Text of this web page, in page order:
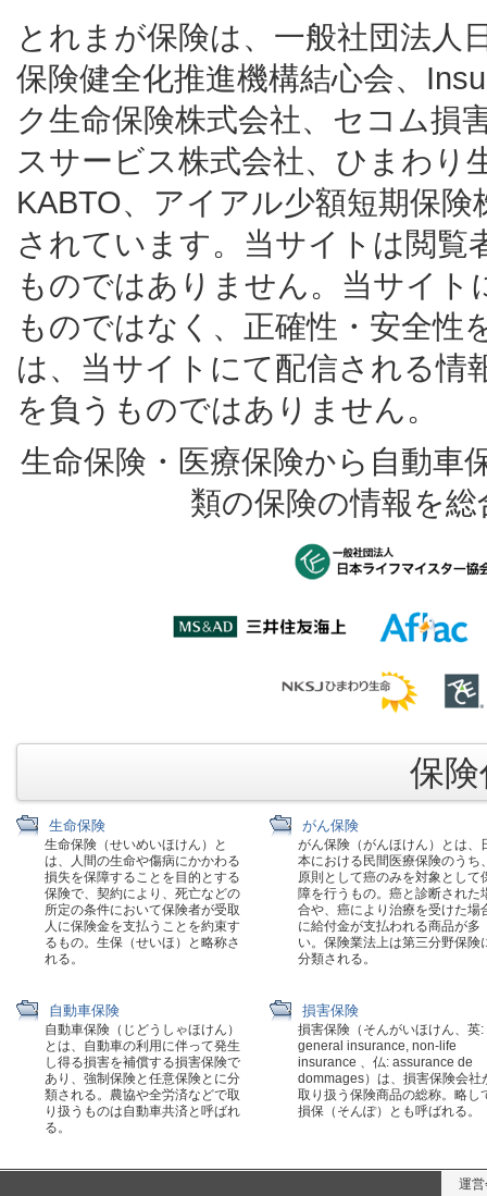
とれまが保険は、一般社団法人
保険健全化推進機構結心会、
ク生命保険株式会社、セコム損
スサービス株式会社、ひまわり
KABTO、アイアル少額短期保
されています。当サイトは閲覧
ものではありません。当サイ
ものではなく、正確性・安全性
は、当サイトにて配信される情
を負うものではありません。
生命保険・医療保険から自動車
類の保険の情報を
保
生命保険
生命保険（せいめいほけん）と
は、人間の生命や傷病にかかわる
損失を保障することを目的とする
保険で、契約により、死亡などの
所定の条件において保険者が受取
人に保険金を支払うことを約束す
るもの。生保（せいほ）と略称さ
れる。
がん保険
がん保険（がんほけん）とは、
本における民間医療保険のうち
原則として癌のみを対象として
障を行うもの。癌と診断された
合や、癌により治療を受けた場
に給付金が支払われる商品が多
い。保険業法上は第三分野保険
分類される。
自動車保険
自動車保険（じどうしゃほけん）
とは、自動車の利用に伴って発生
し得る損害を補償する損害保険で
あり、強制保険と任意保険とに分
類される。農協や全労済などで取
り扱うものは自動車共済と呼ばれ
る。
損害保険
損害保険（そんがいほけん、英:
general insurance, non-life
insurance 、仏: assurance de
dommages）は、損害保険会社
取り扱う保険商品の総称。略し
損保（そんぽ）とも呼ばれる。
運